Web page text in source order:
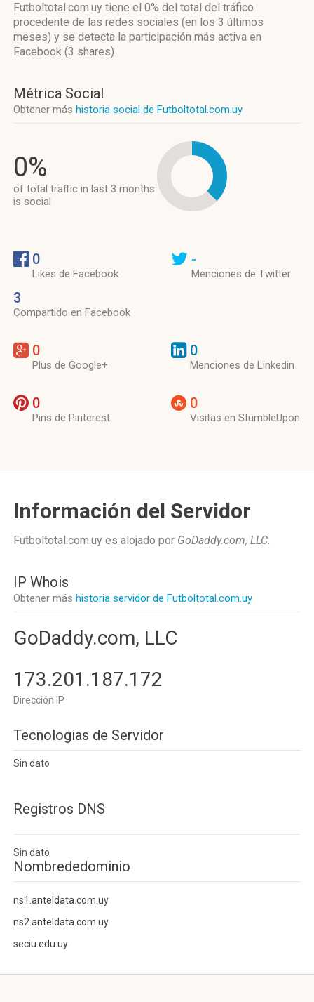
Futboltotal.com.uy tiene el 0% del total del tráfico
procedente de las redes sociales (en los 3 últimos
meses) y se detecta la participación más activa en
Facebook (3 shares)
Métrica Social
Obtener más historia social de Futboltotal.com.uy
0%
of total traffic in last 3 months
is social
0
Likes de Facebook
3
Compartido en Facebook
-
Menciones de Twitter
0
Plus de Google+
0
Menciones de Linkedin
0
Pins de Pinterest
0
Visitas en StumbleUpon
Información del Servidor
Futboltotal.com.uy es alojado por GoDaddy.com, LLC.
IP Whois
Obtener más historia servidor de Futboltotal.com.uy
GoDaddy.com, LLC
173.201.187.172
Dirección IP
Tecnologias de Servidor
Sin dato
Registros DNS
Sin dato
Nombrededominio
ns1.anteldata.com.uy
ns2.anteldata.com.uy
seciu.edu.uy